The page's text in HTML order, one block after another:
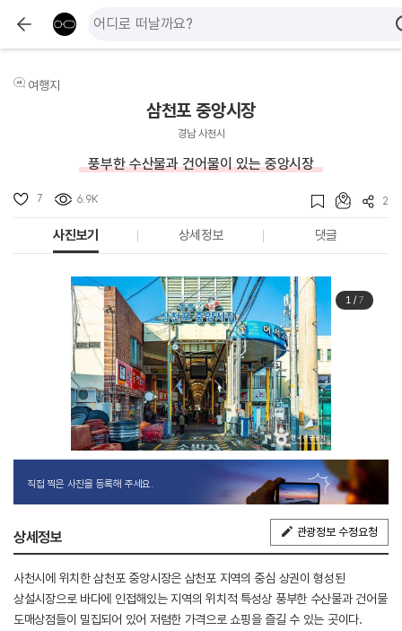
여행지
삼천포 중앙시장
경남 사천시
풍부한 수산물과 건어물이 있는 중앙시장
7 6.9K 2
사진보기 상세정보 댓글
1/ 7
직접 찍은 사진을 등록해 주세요.
상세정보 관광정보 수정요청
사천시에 위치한 삼천포 중앙시장은 삼천포 지역의 중심 상권이 형성된
상설시장으로 바다에 인접해있는 지역의 위치적 특성상 풍부한 수산물과 건어물
도매상점들이 밀집되어 있어 저렴한 가격으로 쇼핑을 즐길 수 있는 곳이다.